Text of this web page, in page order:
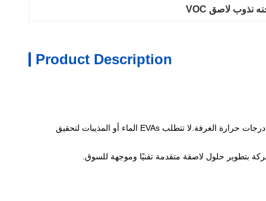
Product Description
EVA عبارة عن مادة لاصقة من أسيتات فينيل الإيثيلين أو مادة لاصقة "تذوب بالحرارة".إنه ذو أساس بوليمر ولدين حراري بطبيعته ، مما يجعله صلبًا في درجات حرارة الغرفة.لا تتطلب EVAs الماء أو المذيبات لتحقيق